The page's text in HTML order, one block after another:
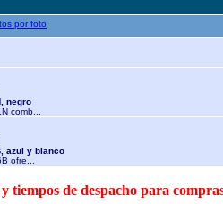
negro
comb...
azul y blanco
ofre...
de despacho para